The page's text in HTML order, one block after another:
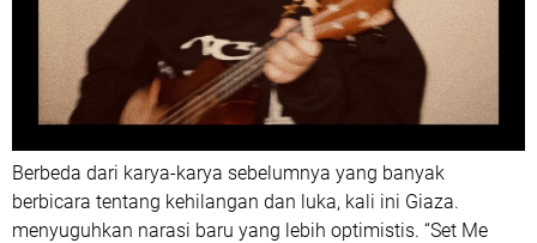
Berbeda dari karya-karya sebelumnya yang banyak
berbicara tentang kehilangan dan luka, kali ini Giaza.
menyuguhkan narasi baru yang lebih optimistis. “Set Me